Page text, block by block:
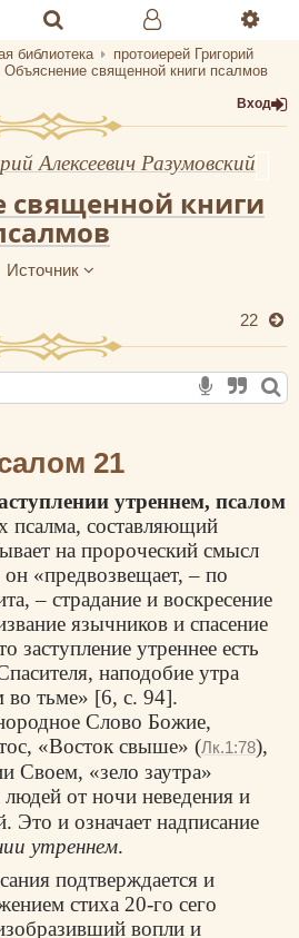
«Азбука веры»
библиотека
протоиерей Григорий
Объяснение священной книги псалмов
Вход
Алексеевич Разумовский
священной книги
Источник
22
21
утреннем, псалом
псалма, составляющий
на пророческий смысл
«предвозвещает, – по
– страдание и воскресение
язычников и спасение
заступление утреннее есть
наподобие утра
во тьме» [6, с. 94].
Слово Божие,
«Восток свыше» (Лк.1:78),
Своем, «зело заутра»
от ночи неведения и
Это и означает надписание
утреннем.
подтверждается и
стиха 20-го сего
вопли и